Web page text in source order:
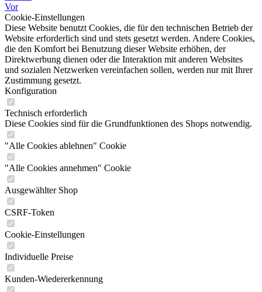
Vor
Cookie-Einstellungen
Diese Website benutzt Cookies, die für den technischen Betrieb der
Website erforderlich sind und stets gesetzt werden. Andere Cookies,
die den Komfort bei Benutzung dieser Website erhöhen, der
Direktwerbung dienen oder die Interaktion mit anderen Websites
und sozialen Netzwerken vereinfachen sollen, werden nur mit Ihrer
Zustimmung gesetzt.
Konfiguration
Technisch erforderlich
Diese Cookies sind für die Grundfunktionen des Shops notwendig.
"Alle Cookies ablehnen" Cookie
"Alle Cookies annehmen" Cookie
Ausgewählter Shop
CSRF-Token
Cookie-Einstellungen
Individuelle Preise
Kunden-Wiedererkennung